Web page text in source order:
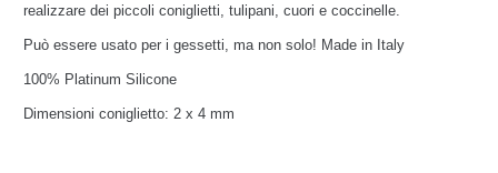
realizzare dei piccoli coniglietti, tulipani, cuori e coccinelle.
Può essere usato per i gessetti, ma non solo! Made in Italy
100% Platinum Silicone
Dimensioni coniglietto: 2 x 4 mm